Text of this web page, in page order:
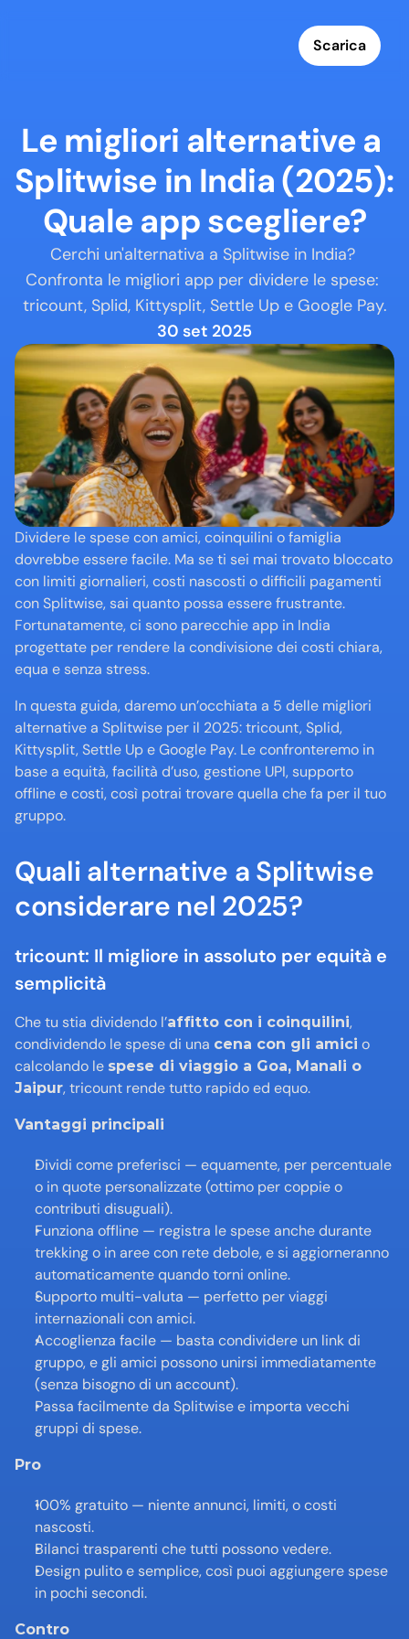
Scarica
Le migliori alternative a
Splitwise in India (2025):
Quale app scegliere?
Cerchi un'alternativa a Splitwise in India?
Confronta le migliori app per dividere le spese:
tricount, Splid, Kittysplit, Settle Up e Google Pay.
30 set 2025
Dividere le spese con amici, coinquilini o famiglia
dovrebbe essere facile. Ma se ti sei mai trovato bloccato
con limiti giornalieri, costi nascosti o difficili pagamenti
con Splitwise, sai quanto possa essere frustrante.
Fortunatamente, ci sono parecchie app in India
progettate per rendere la condivisione dei costi chiara,
equa e senza stress.
In questa guida, daremo un’occhiata a 5 delle migliori
alternative a Splitwise per il 2025: tricount, Splid,
Kittysplit, Settle Up e Google Pay. Le confronteremo in
base a equità, facilità d’uso, gestione UPI, supporto
offline e costi, così potrai trovare quella che fa per il tuo
gruppo.
Quali alternative a Splitwise
considerare nel 2025?
tricount: Il migliore in assoluto per equità e
semplicità
Che tu stia dividendo l’affitto con i coinquilini,
condividendo le spese di una cena con gli amici o
calcolando le spese di viaggio a Goa, Manali o
Jaipur, tricount rende tutto rapido ed equo.
Vantaggi principali
Dividi come preferisci — equamente, per percentuale
o in quote personalizzate (ottimo per coppie o
contributi disuguali).
Funziona offline — registra le spese anche durante
trekking o in aree con rete debole, e si aggiorneranno
automaticamente quando torni online.
Supporto multi-valuta — perfetto per viaggi
internazionali con amici.
Accoglienza facile — basta condividere un link di
gruppo, e gli amici possono unirsi immediatamente
(senza bisogno di un account).
Passa facilmente da Splitwise e importa vecchi
gruppi di spese.
Pro
100% gratuito — niente annunci, limiti, o costi
nascosti.
Bilanci trasparenti che tutti possono vedere.
Design pulito e semplice, così puoi aggiungere spese
in pochi secondi.
Contro